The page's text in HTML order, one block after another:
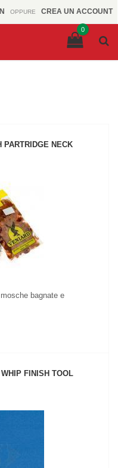
OPPURE CREA UN ACCOUNT
0
PARTRIDGE NECK
bagnate e
FINISH TOOL